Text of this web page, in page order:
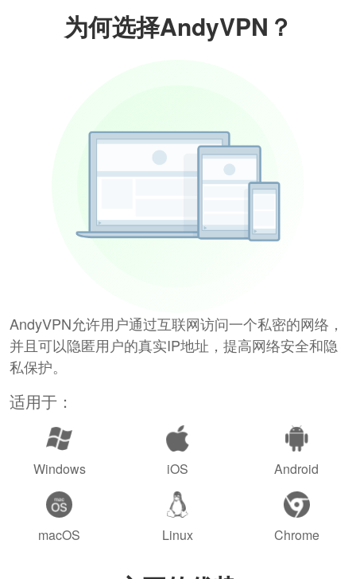
为何选择AndyVPN？
AndyVPN允许用户通过互联网访问一个私密的网络，
并且可以隐匿用户的真实IP地址，提高网络安全和隐
私保护。
适用于：
Windows iOS Android
macOS Linux Chrome